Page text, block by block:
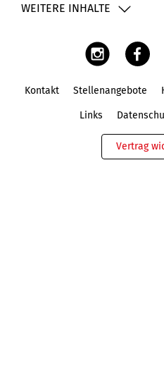
WEITERE INHALTE
Kontakt Stellenangebote
Links
Vertrag